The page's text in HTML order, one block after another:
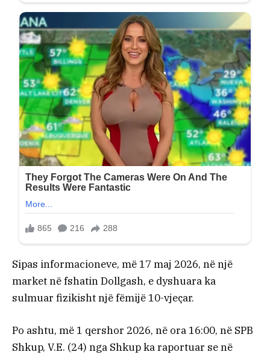
Sipas informacioneve, më 17 maj 2026, në një
market në fshatin Dollgash, e dyshuara ka
sulmuar fizikisht një fëmijë 10-vjeçar.
Po ashtu, më 1 qershor 2026, në ora 16:00, në SPB
Shkup, V.E. (24) nga Shkup ka raportuar se në